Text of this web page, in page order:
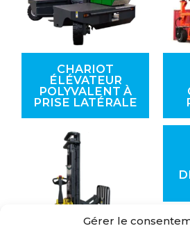
Gérer le
CHARIOT
ÉLÉVATEUR
POLYVALENT À
PRISE LATÉRALE